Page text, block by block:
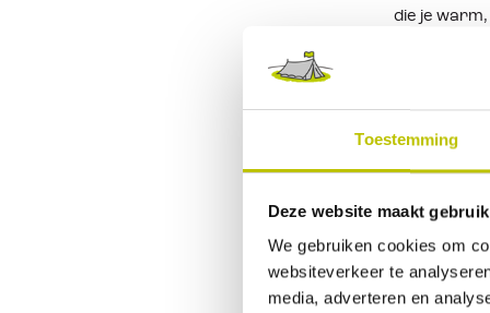
Toestemming
Deze website maakt
We gebruiken cookies om
websiteverkeer te
media, adverteren en
die je
Om te
om deze
het ook
je
Naast